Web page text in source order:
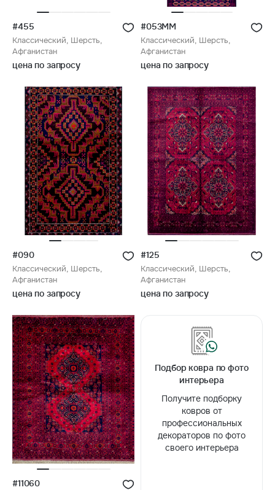
#455
Классический, Шерсть,
Афганистан
цена по запросу
#053ММ
Классический, Шерсть,
Афганистан
цена по запросу
#090
Классический, Шерсть,
Афганистан
цена по запросу
#125
Классический, Шерсть,
Афганистан
цена по запросу
#11060
Подбор ковра по фото
интерьера
Получите подборку
ковров от
профессиональных
декораторов по фото
своего интерьера